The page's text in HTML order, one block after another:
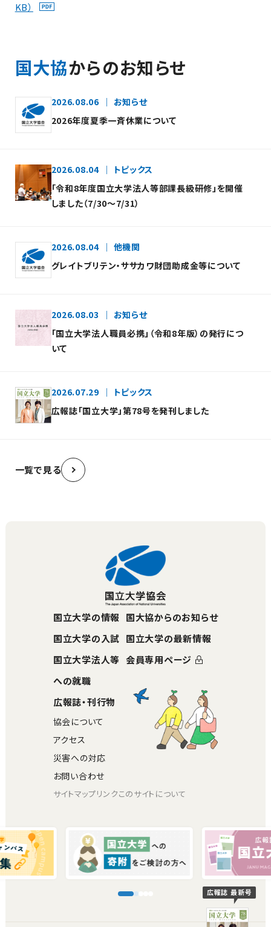
KB）
国大協からのお知らせ
2026.08.06
お知らせ
2026年度夏季一斉休業について
2026.08.04
トピックス
「令和8年度国立大学法人等部課長級研修」を開催
しました（7/30～7/31）
2026.08.04
他機関
グレイトブリテン・ササカワ財団助成金等について
2026.08.03
お知らせ
「国立大学法人職員必携」（令和8年版）の発行につ
いて
2026.07.29
トピックス
広報誌「国立大学」第78号を発刊しました
一覧で見る
広報誌 最新号
国立大学の情報
国立大学の入試
国立大学法人等
への就職
広報誌・刊行物
国大協からのお知らせ
国立大学の最新情報
会員専用ページ
協会について
アクセス
災害への対応
お問い合わせ
サイトマップリンクこのサイトについて